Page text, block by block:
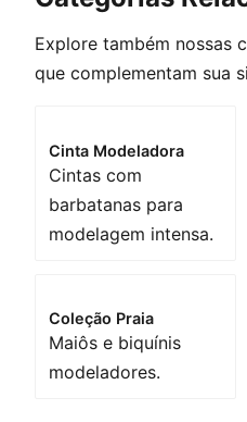
Explore também nossas
que complementam sua
Cinta Modeladora
Cintas com
barbatanas para
modelagem intensa.
Coleção Praia
Maiôs e biquínis
modeladores.